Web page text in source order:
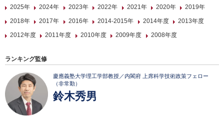
2025年
2024年 2023年 2022年 2021年 2020年
2019年
2018年
2017年 2016年 2014-2015年 2014年度
2013年度
2012年度
2011年度 2010年度 2009年度 2008年度
ランキング監修
慶應義塾大学理工学部教授／内閣府 上席科学技術政策フェロー
（非常勤）
鈴木秀男